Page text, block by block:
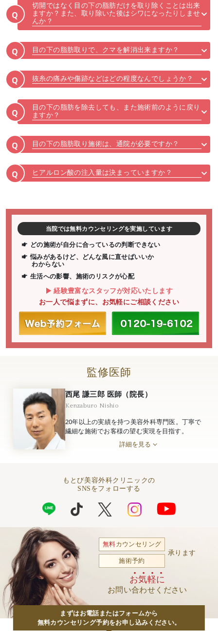
Q
切開ではなく目の下の脂肪だけを取り除くことは出来
ますか？また、取り除いた後はシワになったりしませ
んか？
Q 目の下の脂肪取りで、クマを解消出来ますか？
Q 抜糸の痛みや傷跡などはどの程度なんでしょうか？
Q
目の下の脂肪を除去しても、また施術前のように戻り
ますか？
Q 目の下の脂肪取り施術は、通院が必要ですか？
Q ヒアルロン酸の注入量は決まっていますか？
当院では無料カウンセリングを実施しています
どの施術が自分に合っているの判断できない
悩みがあるけど、どんな風に直せばいいか
わからない
生活への影響、施術のリスクが心配
経験豊富なスタッフが対応いたします
お一人で悩まずに、お気軽にご相談ください
監修医師
西尾 謙三郎 医師（院長）
Kenzaburo Nishio
20年以上の実績を持つ美容外科専門医。丁寧で
繊細な施術でお客様の望む実現を目指す。
詳細を見る
もとび美容外科クリニックの
SNSをフォローする
無料カウンセリング
施術予約
承ります
お気軽に
お問い合わせください
まずはお電話またはフォームから
無料カウンセリング予約をお申し込みください。